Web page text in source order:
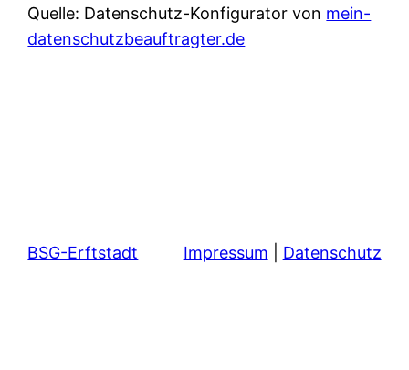
Quelle: Datenschutz-Konfigurator von mein-
datenschutzbeauftragter.de
BSG-Erftstadt Impressum Datenschutz